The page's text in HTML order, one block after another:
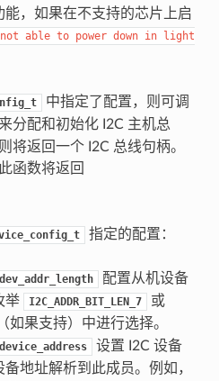
，如果在不支持的芯片上启
not able to power down in light
中指定了配置，则可调
来分配和初始化 I2C 主机总
将返回一个 I2C 总线句柄。
函数将返回
指定的配置：
配置从机设备
举
I2C_ADDR_BIT_LEN_7 或
如果支持）中进行选择。
设置 I2C 设备
地址解析到此成员。例如，